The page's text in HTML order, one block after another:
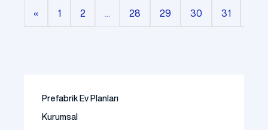
« 1 2 28 29 30 31
Prefabrik Ev Planları
Kurumsal